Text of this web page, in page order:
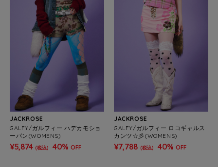
JACKROSE
GALFY/ガルフィー ハデカモショ
ーパン(WOMENS)
¥5,874 (税込) 40% OFF
JACKROSE
GALFY/ガルフィー ロコギャルス
カンツ☆彡(WOMENS)
¥7,788 (税込) 40% OFF